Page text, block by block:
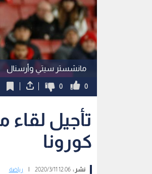
مانشستر سيتي وأرسنال
0
0
تأجيل
كورونا
نشر :12:06 2020/3/11 رياضة